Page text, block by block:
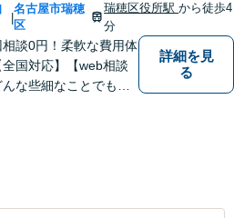
|
名古屋市瑞穂
区
瑞穂区役所駅から徒歩4
分
相談0円！柔軟な費用体
全国対応】【web相談
な些細なことでもお
詳細を見
る